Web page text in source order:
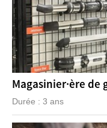
Magasinier·ère de
Durée : 3 ans